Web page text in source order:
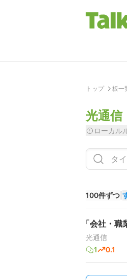
トップ 板一
光通信
ローカル
100件ずつ
「会社・
光通信
1
0.1